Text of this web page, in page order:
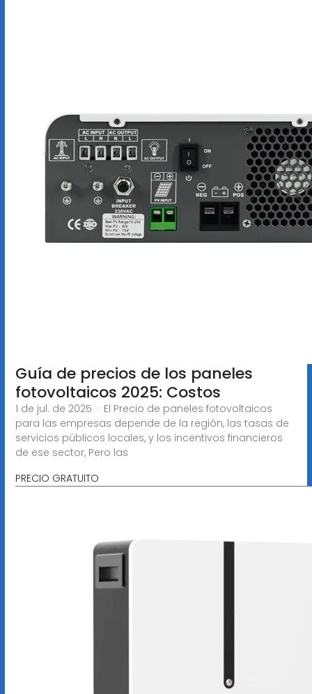
Guía de precios de los paneles
fotovoltaicos 2025: Costos
1 de jul. de 2025 · El Precio de paneles fotovoltaicos
para las empresas depende de la región, las tasas de
servicios públicos locales, y los incentivos financieros
de ese sector, Pero las
PRECIO GRATUITO